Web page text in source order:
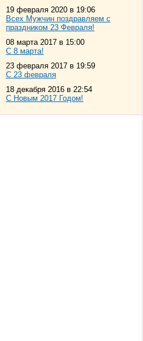
19 февраля 2020 в 19:06
Всех Мужчин поздравляем с
праздником 23 Февраля!
08 марта 2017 в 15:00
С 8 марта!
23 февраля 2017 в 19:59
С 23 февраля
18 декабря 2016 в 22:54
С Новым 2017 Годом!